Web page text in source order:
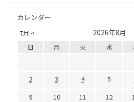
カレンダー
7月 < 2026年8月
日 月 火 水
2
3 4 5
9
10 11 12